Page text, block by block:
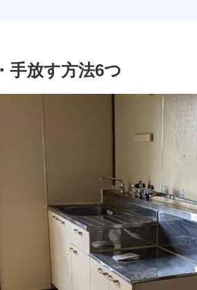
手放す方法6つ